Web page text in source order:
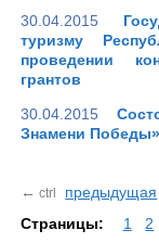
30.04.2015
туризму
проведении
грантов
30.04.2015
Знамени Победы»
← ctrl предыдущая
Страницы:
1 2